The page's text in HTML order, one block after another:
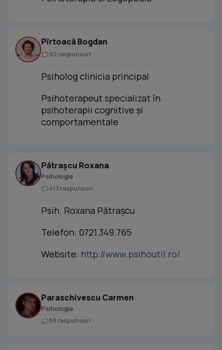
Pîrtoacă Bogdan
92 raspunsuri
Psiholog clinicia principal
Psihoterapeut specializat în
psihoterapii cognitive și
comportamentale
Pătrașcu Roxana
Psihologie
413 raspunsuri
Psih. Roxana Pătrașcu
Telefon: 0721.349.765
Website: http://www.psihoutil.ro/
Paraschivescu Carmen
Psihologie
59 raspunsuri